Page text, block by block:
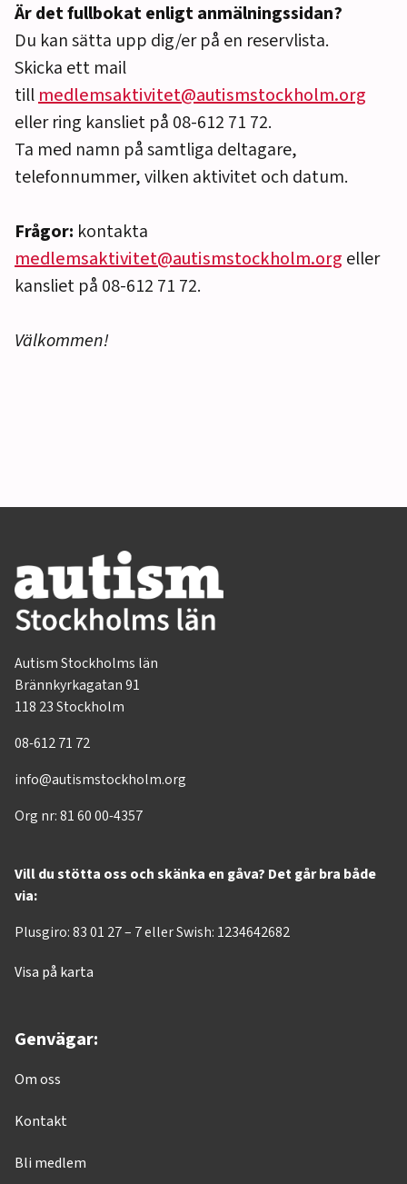
Är det fullbokat enligt anmälningssidan?
Du kan sätta upp dig/er på en reservlista.
Skicka ett mail
tillmedlemsaktivitet@autismstockholm.org
eller ring kansliet på 08-612 71 72.
Ta med namn på samtliga deltagare,
telefonnummer, vilken aktivitet och datum.
Frågor: kontakta
medlemsaktivitet@autismstockholm.org eller
kansliet på 08-612 71 72.
Välkommen!
Autism Stockholms län
Brännkyrkagatan 91
118 23 Stockholm
08-612 71 72
info@autismstockholm.org
Org nr: 81 60 00-4357
Vill du stötta oss och skänka en gåva? Det går bra både
via:
Plusgiro: 83 01 27 – 7 eller Swish: 1234642682
Visa på karta
Genvägar:
Om oss
Kontakt
Bli medlem